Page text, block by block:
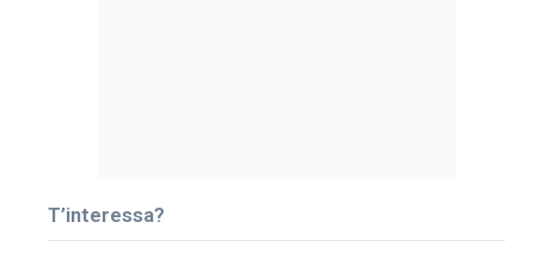
T’interessa?